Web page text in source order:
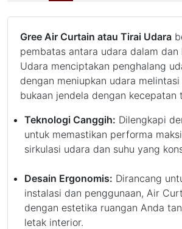
Gree Air Curtain atau Tirai Udara
pembatas antara udara dalam dan
Udara menciptakan penghalang
dengan meniupkan udara
bukaan jendela dengan kecepatan
Teknologi Canggih: Dilengkapi
untuk memastikan performa
sirkulasi udara dan suhu yang
Desain Ergonomis: Dirancang
instalasi dan penggunaan, Air
dengan estetika ruangan Anda
letak interior.